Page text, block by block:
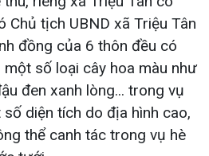
Chủ tịch UBND xã Triệu Tân
đồng của 6 thôn đều có
số loại cây hoa màu như
đen xanh lòng... trong vụ
số diện tích do địa hình cao,
thể canh tác trong vụ hè